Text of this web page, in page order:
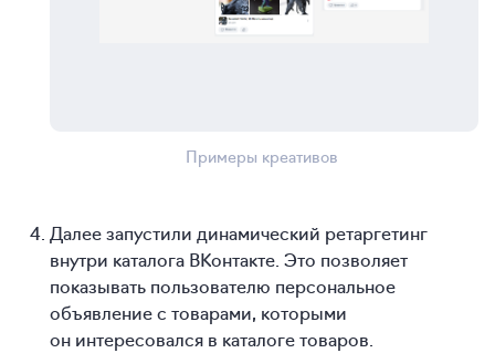
Примеры креативов
Далее запустили динамический ретаргетинг
внутри каталога ВКонтакте. Это позволяет
показывать пользователю персональное
объявление с товарами, которыми
он интересовался в каталоге товаров.